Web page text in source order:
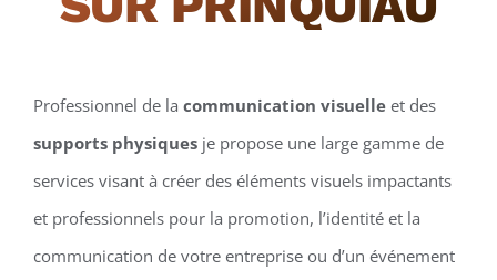
Professionnel de la communication visuelleet des
supports physiquesje propose une large gamme de
services visant à créer des éléments visuels impactants
et professionnels pour la promotion, l’identité et la
communication de votre entreprise ou d’un événement